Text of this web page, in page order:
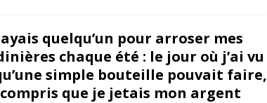
quelqu’un pour arroser mes
chaque été : le jour où j’ai vu
simple bouteille pouvait faire,
compris que je jetais mon argent